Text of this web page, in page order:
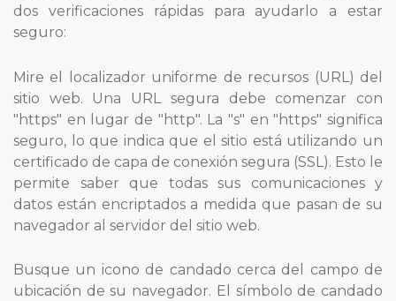
dos verificaciones rápidas para ayudarlo a estar
seguro:
Mire el localizador uniforme de recursos (URL) del
sitio web. Una URL segura debe comenzar con
"https" en lugar de "http". La "s" en "https" significa
seguro, lo que indica que el sitio está utilizando un
certificado de capa de conexión segura (SSL). Esto le
permite saber que todas sus comunicaciones y
datos están encriptados a medida que pasan de su
navegador al servidor del sitio web.
Busque un icono de candado cerca del campo de
ubicación de su navegador. El símbolo de candado